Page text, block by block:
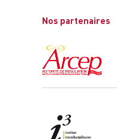
Nos partenaires